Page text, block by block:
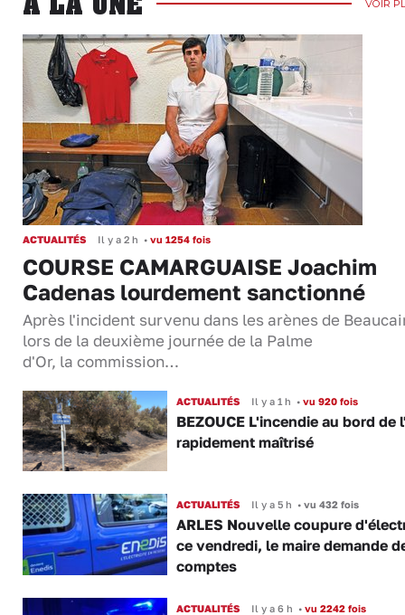
VOIR
ACTUALITÉS Il y a 2 h • vu 1254 fois
COURSE CAMARGUAISE Joachim
Cadenas lourdement sanctionné
Après l'incident survenu dans les arènes de
lors de la deuxième journée de la Palme
d'Or, la commission…
ACTUALITÉS Il y a 1 h •vu 920 fois
BEZOUCE L'incendie au bord de
rapidement maîtrisé
ACTUALITÉS Il y a 5 h •vu 432 fois
ARLES Nouvelle coupure
ce vendredi, le maire demande
comptes
ACTUALITÉS Il y a 6 h •vu 2242 fois